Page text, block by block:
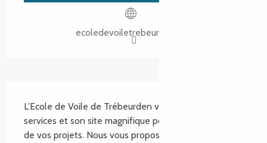
ecoledevoiletrebeurden.bzh
L’Ecole de Voile de Trébeurden vous propose ses
services et son site magnifique pour la mise en place
de vos projets. Nous vous proposons un large